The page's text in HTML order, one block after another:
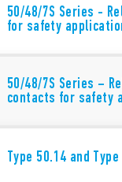
50/48/7S Series -
for safety
50/48/7S Series –
contacts for safety
Type 50.14 and